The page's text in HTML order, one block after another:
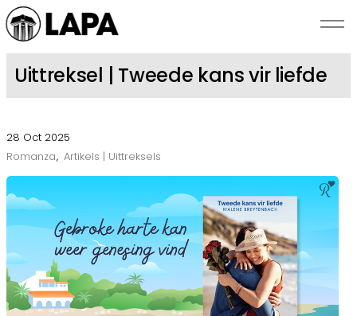
SKRYWERS
BEKENDSTELLINGS
ROMANZA
OOR LAPA
KONTAK ONS
Uittreksel | Tweede kans vir liefde
28 Oct 2025
Romanza Artikels | Uittreksels